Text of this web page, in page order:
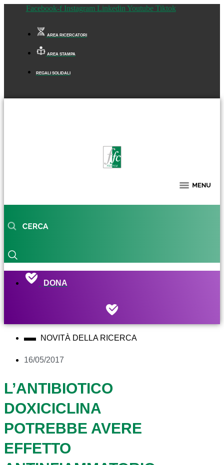
Facebook-f Instagram Linkedin Youtube Tiktok
AREA RICERCATORI
AREA STAMPA
REGALI SOLIDALI
DONA
NOVITÀ DELLA RICERCA
16/05/2017
L’ANTIBIOTICO
DOXICICLINA
POTREBBE AVERE
EFFETTO